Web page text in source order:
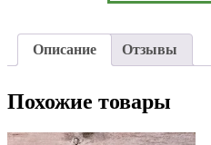
Описание Отзывы
Похожие товары